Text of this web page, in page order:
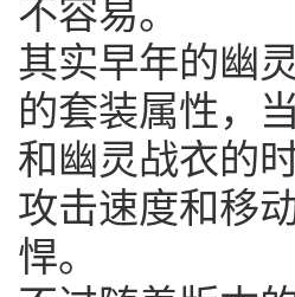
不容易。
其实早年的幽
的套装属性，
和幽灵战衣的
攻击速度和移
悍。